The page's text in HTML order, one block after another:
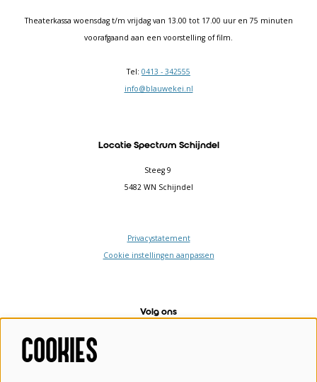
Theaterkassa woensdag t/m vrijdag van 13.00 tot 17.00 uur en 75 minuten
voorafgaand aan een voorstelling of film.
Tel: 0413 - 342555
info@blauwekei.nl
Locatie Spectrum Schijndel
Steeg 9
5482 WN Schijndel
Privacystatement
Cookie instellingen aanpassen
Volg ons
COOKIES